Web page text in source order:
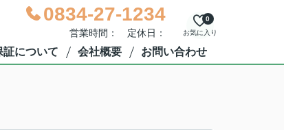
0834-27-1234
営業時間： 定休日： お気に入り
0
証について 会社概要 お問い合わせ